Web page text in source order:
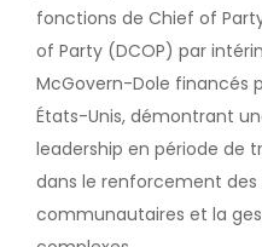
fonctions de Chief of
of Party (DCOP) par
McGovern-Dole financés
États-Unis, démontrant
leadership en période de
dans le renforcement
communautaires et la